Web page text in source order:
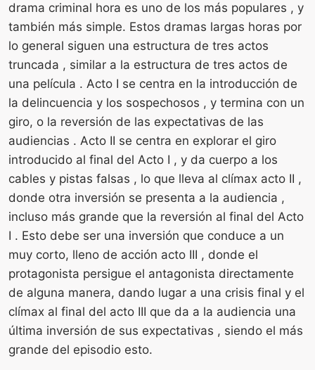
drama criminal hora es uno de los más populares , y
también más simple. Estos dramas largas horas por
lo general siguen una estructura de tres actos
truncada , similar a la estructura de tres actos de
una película . Acto I se centra en la introducción de
la delincuencia y los sospechosos , y termina con un
giro, o la reversión de las expectativas de las
audiencias . Acto II se centra en explorar el giro
introducido al final del Acto I , y da cuerpo a los
cables y pistas falsas , lo que lleva al clímax acto II ,
donde otra inversión se presenta a la audiencia ,
incluso más grande que la reversión al final del Acto
I . Esto debe ser una inversión que conduce a un
muy corto, lleno de acción acto III , donde el
protagonista persigue el antagonista directamente
de alguna manera, dando lugar a una crisis final y el
clímax al final del acto III que da a la audiencia una
última inversión de sus expectativas , siendo el más
grande del episodio esto.